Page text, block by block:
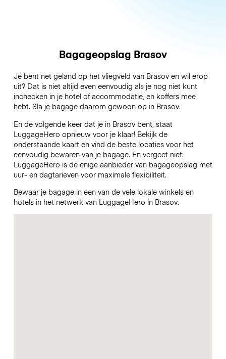
Bagageopslag Brasov
Je bent net geland op het vliegveld van Brasov en wil erop
uit? Dat is niet altijd even eenvoudig als je nog niet kunt
inchecken in je hotel of accommodatie, en koffers mee
hebt. Sla je bagage daarom gewoon op in Brasov.
En de volgende keer dat je in Brasov bent, staat
LuggageHero opnieuw voor je klaar! Bekijk de
onderstaande kaart en vind de beste locaties voor het
eenvoudig bewaren van je bagage. En vergeet niet:
LuggageHero is de enige aanbieder van bagageopslag met
uur- en dagtarieven voor maximale flexibiliteit.
Bewaar je bagage in een van de vele lokale winkels en
hotels in het netwerk van LuggageHero in Brasov.